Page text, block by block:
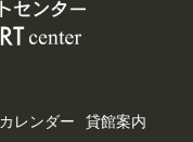
カレンダー
貸館案内